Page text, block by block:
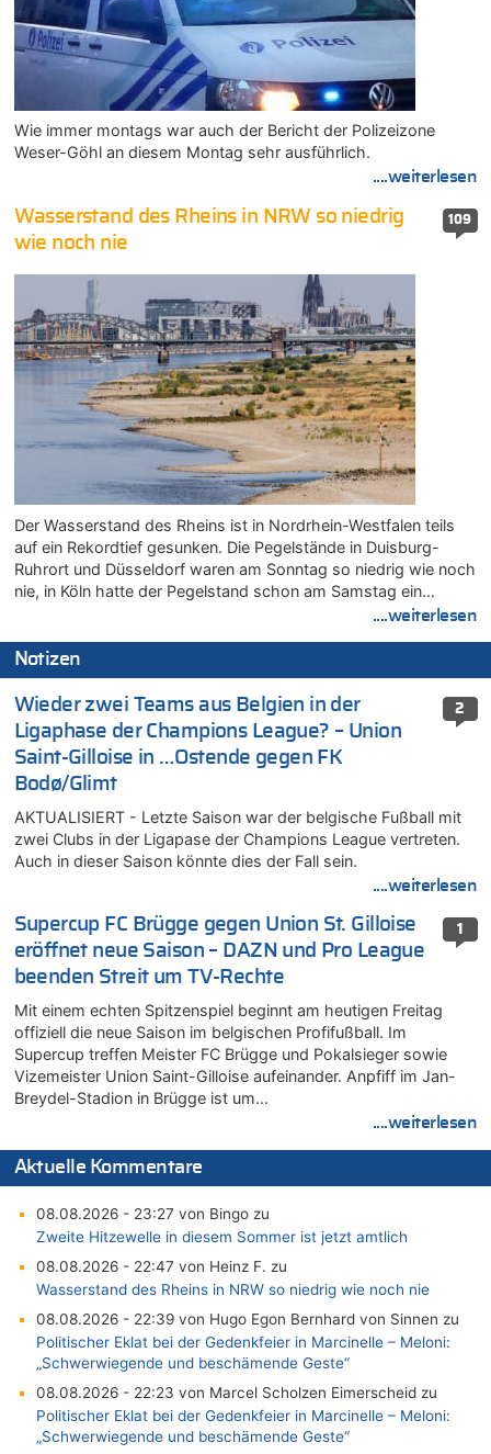
Wie immer montags war auch der Bericht der Polizeizone
Weser-Göhl an diesem Montag sehr ausführlich.
....weiterlesen
109
Wasserstand des Rheins in NRW so niedrig
wie noch nie
Der Wasserstand des Rheins ist in Nordrhein-Westfalen teils
auf ein Rekordtief gesunken. Die Pegelstände in Duisburg-
Ruhrort und Düsseldorf waren am Sonntag so niedrig wie noch
nie, in Köln hatte der Pegelstand schon am Samstag ein…
....weiterlesen
Notizen
2
Wieder zwei Teams aus Belgien in der
Ligaphase der Champions League? – Union
Saint-Gilloise in …Ostende gegen FK
Bodø/Glimt
AKTUALISIERT - Letzte Saison war der belgische Fußball mit
zwei Clubs in der Ligapase der Champions League vertreten.
Auch in dieser Saison könnte dies der Fall sein.
....weiterlesen
1
Supercup FC Brügge gegen Union St. Gilloise
eröffnet neue Saison – DAZN und Pro League
beenden Streit um TV-Rechte
Mit einem echten Spitzenspiel beginnt am heutigen Freitag
offiziell die neue Saison im belgischen Profifußball. Im
Supercup treffen Meister FC Brügge und Pokalsieger sowie
Vizemeister Union Saint-Gilloise aufeinander. Anpfiff im Jan-
Breydel-Stadion in Brügge ist um…
....weiterlesen
Aktuelle Kommentare
08.08.2026 - 23:27 von Bingo zu
Zweite Hitzewelle in diesem Sommer ist jetzt amtlich
08.08.2026 - 22:47 von Heinz F. zu
Wasserstand des Rheins in NRW so niedrig wie noch nie
08.08.2026 - 22:39 von Hugo Egon Bernhard von Sinnen zu
Politischer Eklat bei der Gedenkfeier in Marcinelle – Meloni:
„Schwerwiegende und beschämende Geste“
08.08.2026 - 22:23 von Marcel Scholzen Eimerscheid zu
Politischer Eklat bei der Gedenkfeier in Marcinelle – Meloni:
„Schwerwiegende und beschämende Geste“